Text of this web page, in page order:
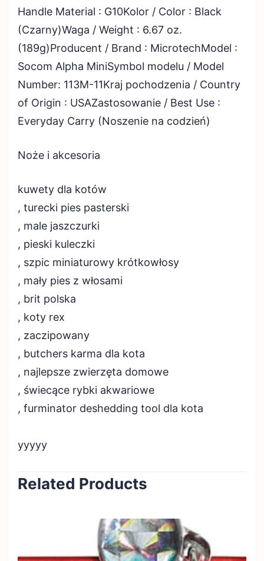
Handle Material : G10Kolor / Color : Black
(Czarny)Waga / Weight : 6.67 oz.
(189g)Producent / Brand : MicrotechModel :
Socom Alpha MiniSymbol modelu / Model
Number: 113M-11Kraj pochodzenia / Country
of Origin : USAZastosowanie / Best Use :
Everyday Carry (Noszenie na codzień)
Noże i akcesoria
kuwety dla kotów
, turecki pies pasterski
, male jaszczurki
, pieski kuleczki
, szpic miniaturowy krótkowłosy
, mały pies z włosami
, brit polska
, koty rex
, zaczipowany
, butchers karma dla kota
, najlepsze zwierzęta domowe
, świecące rybki akwariowe
, furminator deshedding tool dla kota
yyyyy
Related Products